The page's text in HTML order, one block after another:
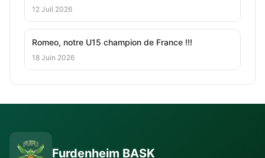
12 Juil 2026
Romeo, notre U15 champion de France !!!
18 Juin 2026
Furdenheim BASK